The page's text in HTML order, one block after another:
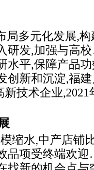
局多元化发展,
研发,加强与高
水平,保障产品
创新和沉淀,福
新技术企业
缩水,中产店铺
品项受终端欢